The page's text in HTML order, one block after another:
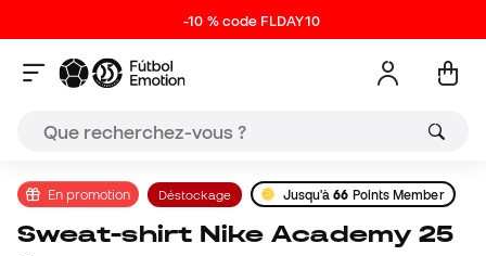
-10 % code FLDAY10
En promotion Déstockage Jusqu'à66 Points Member
Sweat-shirt Nike Academy 25